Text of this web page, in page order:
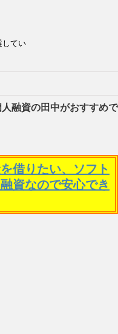
してい
人融資の田中がおすすめで
借りたい、ソフト
資なので安心でき